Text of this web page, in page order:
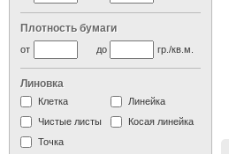
Плотность бумаги
до
от гр./кв.м.
Линовка
Клетка
Линейка
Чистые листы
Косая линейка
Точка